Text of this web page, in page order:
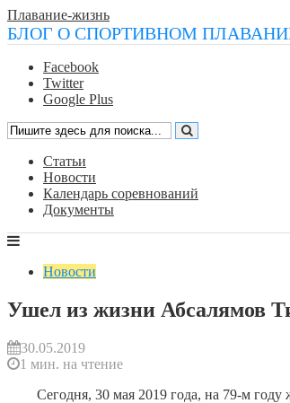
Плавание-жизнь
БЛОГ О СПОРТИВНОМ
Facebook
Twitter
Google Plus
Статьи
Новости
Календарь соревнований
Документы
Новости
Ушел из жизни Абсалямов
30.05.2019
1 мин. на чтение
Сегодня, 30 мая 2019 года, на 79-м